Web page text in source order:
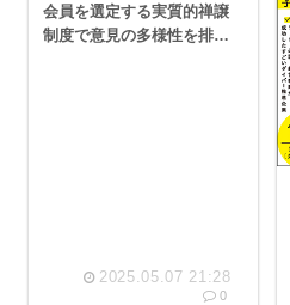
会員を選定する実質的禅譲
制度で意見の多様性を排除
2025.05.07 21:28
0